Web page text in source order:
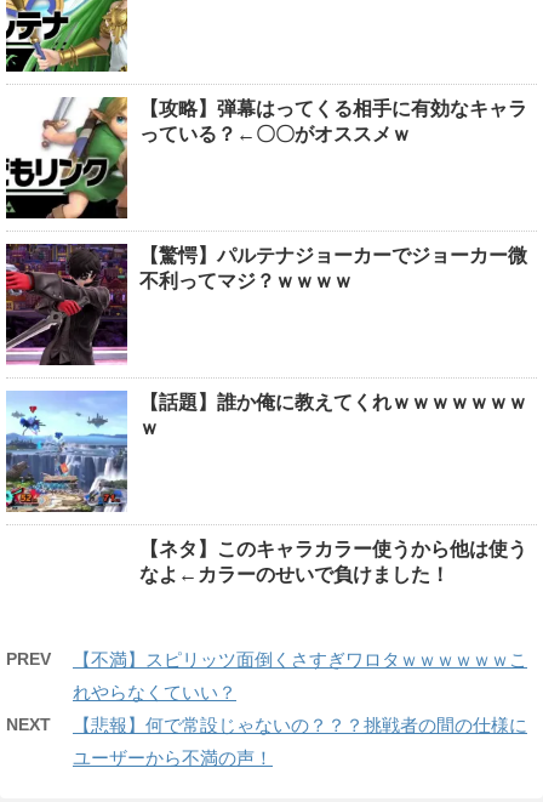
【攻略】弾幕はってくる相手に有効なキャラ
っている？←〇〇がオススメｗ
【驚愕】パルテナジョーカーでジョーカー微
不利ってマジ？ｗｗｗｗ
【話題】誰か俺に教えてくれｗｗｗｗｗｗｗ
ｗ
【ネタ】このキャラカラー使うから他は使う
なよ←カラーのせいで負けました！
PREV
【不満】スピリッツ面倒くさすぎワロタｗｗｗｗｗｗこ
れやらなくていい？
NEXT
【悲報】何で常設じゃないの？？？挑戦者の間の仕様に
ユーザーから不満の声！